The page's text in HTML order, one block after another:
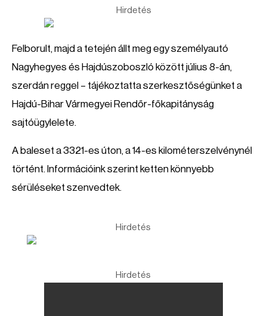
Hirdetés
Felborult, majd a tetején állt meg egy személyautó
Nagyhegyes és Hajdúszoboszló között július 8-án,
szerdán reggel – tájékoztatta szerkesztőségünket a
Hajdú-Bihar Vármegyei Rendőr-főkapitányság
sajtóügylelete.
A baleset a 3321-es úton, a 14-es kilométerszelvénynél
történt. Információink szerint ketten könnyebb
sérüléseket szenvedtek.
Hirdetés
Hirdetés